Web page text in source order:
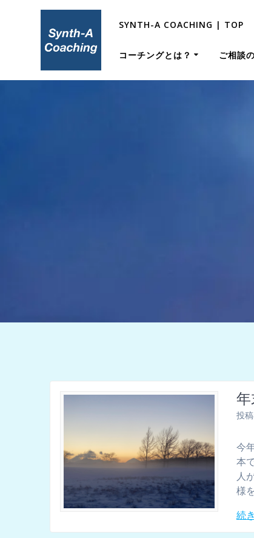
へ
SYNTH-A COACHING | TOP
コーチングとは？ ご相談
投
今
本
人
様
続